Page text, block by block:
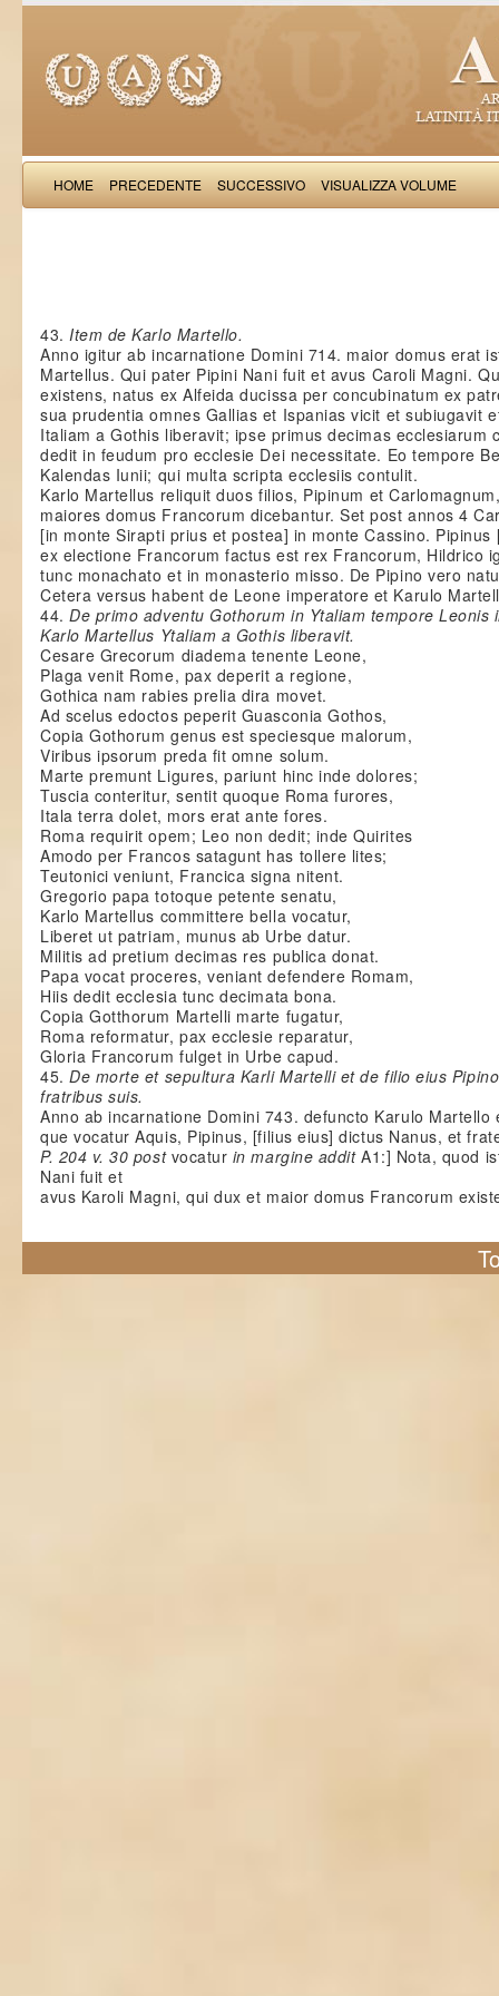
HOME PRECEDENTE SUCCESSIVO VISUALIZZA VOLUME
43.Item de Karlo Martello.
Anno igitur ab incarnatione Domini 714. maior domus erat
Martellus. Qui pater Pipini Nani fuit et avus Caroli Magni.
existens, natus ex Alfeida ducissa per concubinatum ex
sua prudentia omnes Gallias et Ispanias vicit et subiugavit
Italiam a Gothis liberavit; ipse primus decimas ecclesiarum
dedit in feudum pro ecclesie Dei necessitate. Eo tempore
Kalendas Iunii; qui multa scripta ecclesiis contulit.
Karlo Martellus reliquit duos filios, Pipinum et
maiores domus Francorum dicebantur. Set post annos 4
[in monte Sirapti prius et postea] in monte Cassino.
ex electione Francorum factus est rex Francorum, Hildrico
tunc monachato et in monasterio misso. De Pipino vero
Cetera versus habent de Leone imperatore et Karulo
44.De primo adventu Gothorum in Ytaliam tempore
Karlo Martellus Ytaliam a Gothis liberavit.
Cesare Grecorum diadema tenente Leone,
Plaga venit Rome, pax deperit a regione,
Gothica nam rabies prelia dira movet.
Ad scelus edoctos peperit Guasconia Gothos,
Copia Gothorum genus est speciesque malorum,
Viribus ipsorum preda fit omne solum.
Marte premunt Ligures, pariunt hinc inde dolores;
Tuscia conteritur, sentit quoque Roma furores,
Itala terra dolet, mors erat ante fores.
Roma requirit opem; Leo non dedit; inde Quirites
Amodo per Francos satagunt has tollere lites;
Teutonici veniunt, Francica signa nitent.
Gregorio papa totoque petente senatu,
Karlo Martellus committere bella vocatur,
Liberet ut patriam, munus ab Urbe datur.
Militis ad pretium decimas res publica donat.
Papa vocat proceres, veniant defendere Romam,
Hiis dedit ecclesia tunc decimata bona.
Copia Gotthorum Martelli marte fugatur,
Roma reformatur, pax ecclesie reparatur,
Gloria Francorum fulget in Urbe capud.
45.De morte et sepultura Karli Martelli et de filio eius
fratribus suis.
Anno ab incarnatione Domini 743. defuncto Karulo
que vocatur Aquis, Pipinus, [filius eius] dictus Nanus, et
P. 204 v. 30 postvocatur in margine additA1:] Nota, quod
Nani fuit et
avus Karoli Magni, qui dux et maior domus Francorum